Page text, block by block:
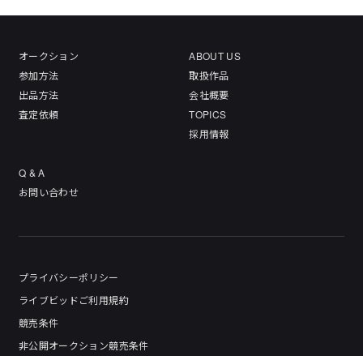
オークション
参加方法
出品方法
査定依頼
ABOUT US
取扱作品
会社概要
TOPICS
採用情報
Q & A
お問い合わせ
プライバシーポリシー
ライブビッドご利用規約
競売条件
非公開オークション競売条件